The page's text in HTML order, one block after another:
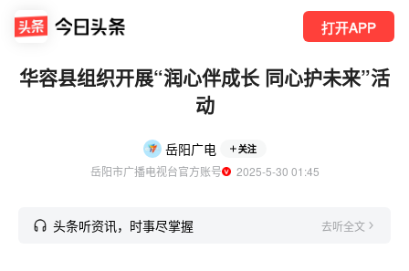
打开APP
华容县组织开展“润心伴成长 同心护未来”活
动
岳阳广电 关注
岳阳市广播电视台官方账号
  2025-5-30 01:45
头条听资讯，时事尽掌握 去听全文